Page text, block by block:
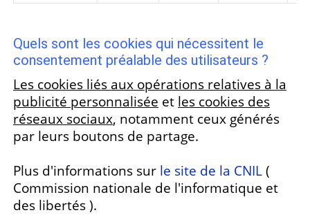
Quels sont les cookies qui nécessitent le
consentement préalable des utilisateurs ?
Les cookies liés aux opérations relatives à la
publicité personnalisée et les cookies des
réseaux sociaux, notamment ceux générés
par leurs boutons de partage.
Plus d'informations sur le site de la CNIL(
Commission nationale de l'informatique et
des libertés ).